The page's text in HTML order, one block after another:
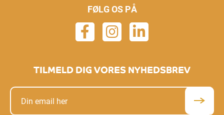
FØLG OS PÅ
TILMELD DIG VORES NYHEDSBREV